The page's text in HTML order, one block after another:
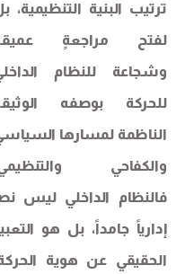
ترتيب البنية التنظيمية، بل
لفتح مراجعةٍ عميقةٍ
وشجاعة للنظام الداخلي
للحركة بوصفه الوثيقة
الناظمة لمسارها السياسي
والكفاحي والتنظيمي.
فالنظام الداخلي ليس نصاً
إدارياً جامداً، بل هو التعبير
الحقيقي عن هوية الحركة،